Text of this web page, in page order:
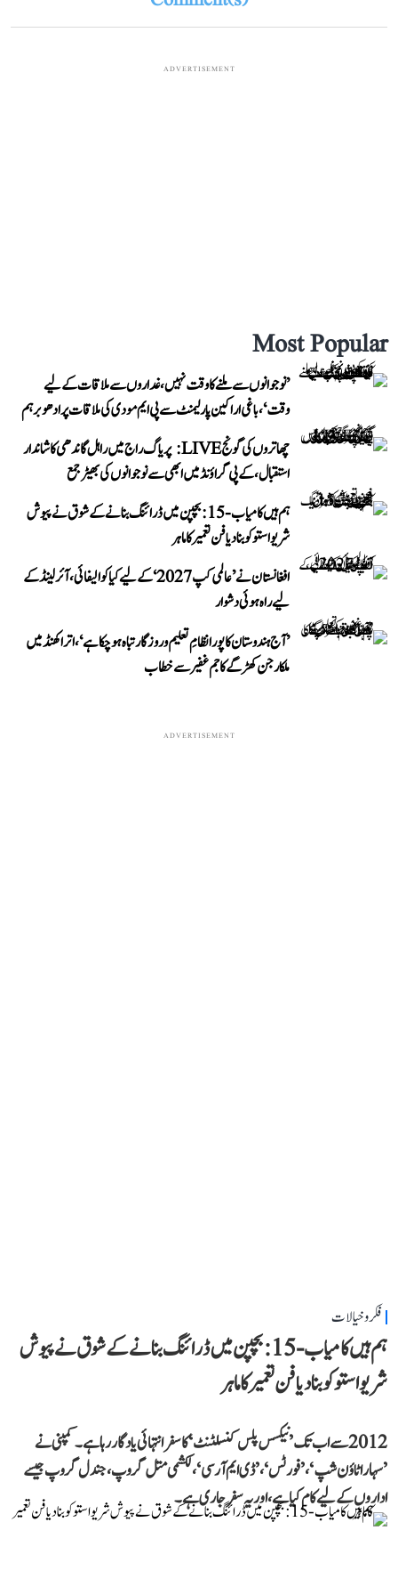
ADVERTISEMENT
Most Popular
’نوجوانوں سے ملنے کا وقت نہیں، غداروں سے ملاقات کے لیے
وقت‘، باغی اراکین پارلیمنٹ سے پی ایم مودی کی ملاقات پر ادھو برہم
چھاتروں کی گونج LIVE: پریاگ راج میں راہل گاندھی کا شاندار
استقبال، کے پی گراؤنڈ میں ابھی سے نوجوانوں کی بھیڑ جمع
ہم ہیں کامیاب-15: بچپن میں ڈرائنگ بنانے کے شوق نے پیوش
شریواستو کو بنا دیا فن تعمیر کا ماہر
افغانستان نے ’عالمی کپ 2027‘ کے لیے کیا کوالیفائی، آئرلینڈ کے
لیے راہ ہوئی دشوار
’آج ہندوستان کا پورا نظامِ تعلیم و روزگار تباہ ہو چکا ہے‘، اتراکھنڈ میں
ملکارجن کھڑگے کا جم غفیر سے خطاب
ADVERTISEMENT
فکر و خیالات
ہم ہیں کامیاب-15: بچپن میں ڈرائنگ بنانے کے شوق نے پیوش
شریواستو کو بنا دیا فن تعمیر کا ماہر
2012 سے اب تک ’نیکسس پلس کنسلٹنٹ‘ کا سفر انتہائی یادگار رہا ہے۔ کمپنی نے
’سہارا ٹاؤن شپ‘، ’فورٹس‘، ’ڈی ایم آر سی‘، لکشمی متل گروپ، جندل گروپ جیسے
اداروں کے لیے کام کیا ہے، اور یہ سفر جاری ہے۔